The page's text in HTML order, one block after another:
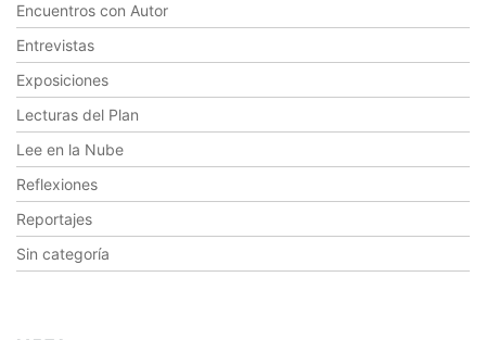
Encuentros con Autor
Entrevistas
Exposiciones
Lecturas del Plan
Lee en la Nube
Reflexiones
Reportajes
Sin categoría